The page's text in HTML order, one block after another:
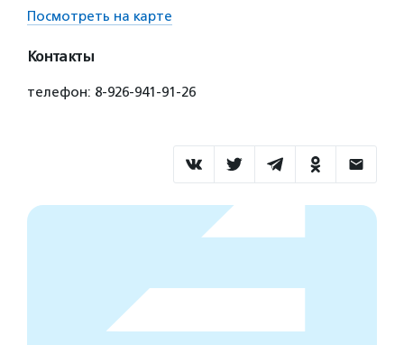
Посмотреть на карте
Контакты
телефон: 8-926-941-91-26